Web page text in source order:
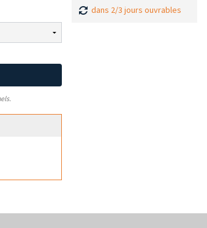
dans 2/3 jours ouvrables